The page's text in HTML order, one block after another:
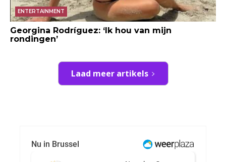
ENTERTAINMENT
Georgina Rodríguez: ‘Ik hou van mijn
rondingen’
Laad meer artikels